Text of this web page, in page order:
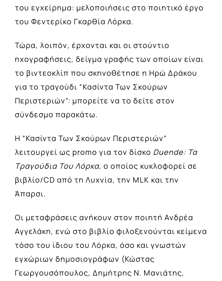
του εγχείρημα: μελοποιήσεις στο ποιητικό έργο
του Φεντερίκο Γκαρθία Λόρκα.
Τώρα, λοιπόν, έρχονται και οι στούντιο
ηχογραφήσεις, δείγμα γραφής των οποίων είναι
το βιντεοκλίπ που σκηνοθέτησε η Ηρώ Δράκου
για το τραγούδι “Κασίντα Των Σκούρων
Περιστεριών”: μπορείτε να το δείτε στον
σύνδεσμο παρακάτω.
Η “Κασίντα Των Σκούρων Περιστεριών”
λειτουργεί ως promo για τον δίσκο Duende: Τα
Τραγούδια Του Λόρκα, ο οποίος κυκλοφορεί σε
βιβλίο/CD από τη Λυχνία, την MLK και την
Άπαρσι.
Οι μεταφράσεις ανήκουν στον ποιητή Ανδρέα
Αγγελάκη, ενώ στο βιβλίο φιλοξενούνται κείμενα
τόσο του ίδιου του Λόρκα, όσο και γνωστών
εγχώριων δημοσιογράφων (Κώστας
Γεωργουσόπουλος, Δημήτρης Ν. Μανιάτης,